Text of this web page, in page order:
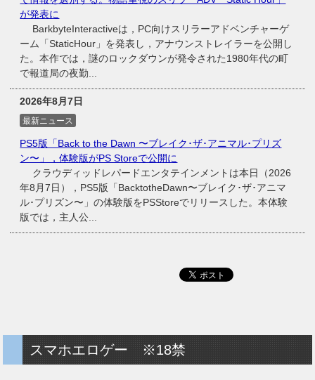
が発表に
BarkbyteInteractiveは，PC向けスリラーアドベンチャーゲ
ーム「StaticHour」を発表し，アナウンストレイラーを公開し
た。本作では，謎のロックダウンが発令された1980年代の町
で報道局の夜勤...
2026年8月7日
最新ニュース
PS5版「Back to the Dawn 〜ブレイク･ザ･アニマル･プリズ
ン〜」，体験版がPS Storeで公開に
クラウディッドレパードエンタテインメントは本日（2026
年8月7日），PS5版「BacktotheDawn〜ブレイク･ザ･アニマ
ル･プリズン〜」の体験版をPSStoreでリリースした。本体験
版では，主人公...
スマホエロゲー ※18禁